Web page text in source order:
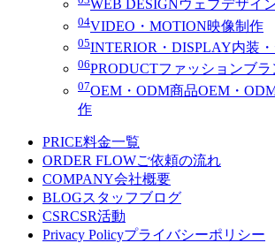
WEB DESIGN ウェブデザイ
04VIDEO・MOTION映像制作
05INTERIOR・DISPLAY内装
06PRODUCTファッションブラ
07OEM・ODM商品OEM・
作
PRICE料金一覧
ORDER FLOWご依頼の流れ
COMPANY会社概要
BLOGスタッフブログ
CSRCSR活動
Privacy Policyプライバシーポリシー